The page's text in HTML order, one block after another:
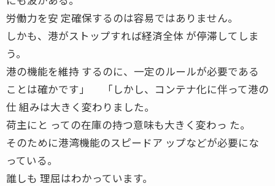
労働力を安 定確保するのは容易ではありません。
しかも、港がストップすれば経済全体 が停滞してしま
う。
港の機能を維持 するのに、一定のルールが必要である
ことは確かです」 「しかし、コンテナ化に伴って港の
仕 組みは大きく変わりました。
荷主にと っての在庫の持つ意味も大きく変わっ た。
そのために港湾機能のスピードア ップなどが必要にな
っている。
誰しも 理屈はわかっています。